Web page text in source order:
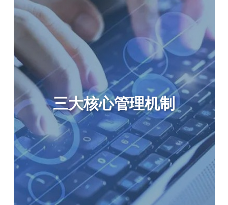
三大核心管理机制